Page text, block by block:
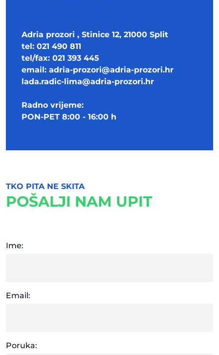
Adria prozori , Stinice 12, 21000 Split
tel: 021 490 811
tel/fax: 021 393 445
email: adria-prozori@adria-prozori.hr
lada.radic-lima@adria-prozori.hr
Radno vrijeme:
PON-PET 8:00 - 16:00 h
TKO PITA NE SKITA
POŠALJI NAM UPIT
Ime:
Email:
Poruka: